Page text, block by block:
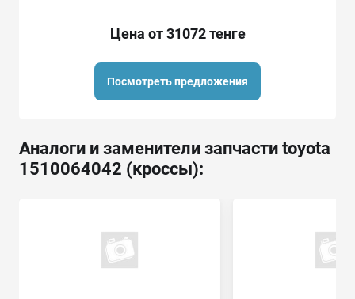
Цена от 31072 тенге
Посмотреть предложения
Аналоги и заменители запчасти toyota
1510064042 (кроссы):